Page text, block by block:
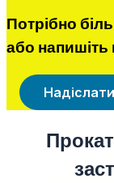
Потрібно
або напишіть